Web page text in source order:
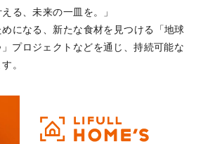
る、未来の一皿を。」
になる、新たな食材を見つける「地球
ロジェクトなどを通じ、持続可能な
。